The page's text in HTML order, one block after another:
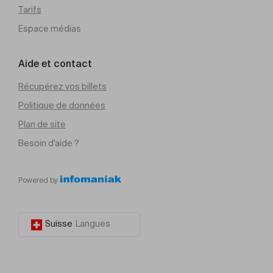
Tarifs
Espace médias
Aide et contact
Récupérez vos billets
Politique de données
Plan de site
Besoin d'aide ?
Powered by
Suisse Langues